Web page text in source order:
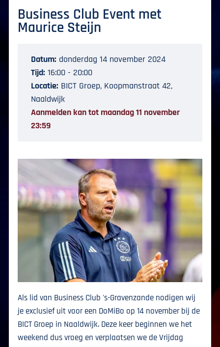
Business Club Event met
Maurice Steijn
Datum: donderdag 14 november 2024
Tijd: 16:00 - 20:00
Locatie: BICT Groep, Koopmanstraat 42,
Naaldwijk
Aanmelden kan tot maandag 11 november
23:59
Als lid van Business Club 's-Gravenzande nodigen wij
je exclusief uit voor een DoMiBo op 14 november bij de
BICT Groep in Naaldwijk. Deze keer beginnen we het
weekend dus vroeg en verplaatsen we de Vrijdag